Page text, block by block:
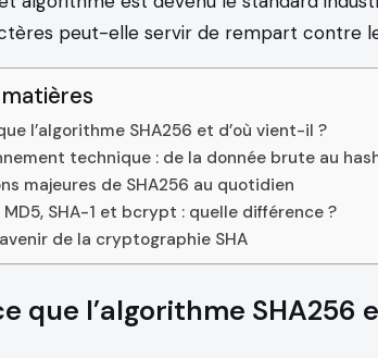
peut-elle servir de rempart contre
l’algorithme SHA256 et d’où vient-il ?
technique : de la donnée brute au
majeures de SHA256 au quotidien
MD5, SHA-1 et bcrypt : quelle différence ?
de la cryptographie SHA
que l’algorithme SHA256